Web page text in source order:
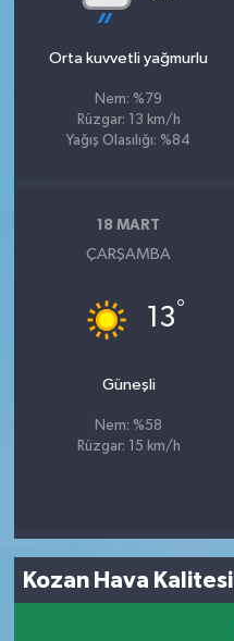
Orta kuvvetli yağmurlu
Nem: %79
Rüzgar: 13 km/h
Yağış Olasılığı: %84
18 MART
ÇARŞAMBA
13°
Güneşli
Nem: %58
Rüzgar: 15 km/h
Kozan Hava Kalitesi